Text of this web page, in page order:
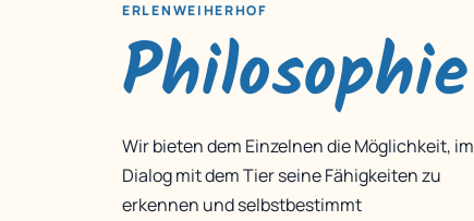
ERLENWEIHERHOF
Philosophie
Wir bieten dem Einzelnen die Möglichkeit, im
Dialog mit dem Tier seine Fähigkeiten zu
erkennen und selbstbestimmt